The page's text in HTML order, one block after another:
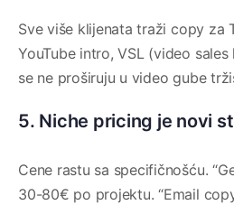
Sve više klijenata traži copy za
YouTube intro, VSL (video
se ne proširuju u video gube
5. Niche pricing je novi
Cene rastu sa specifičnošću.
30-80€ po projektu. “Email